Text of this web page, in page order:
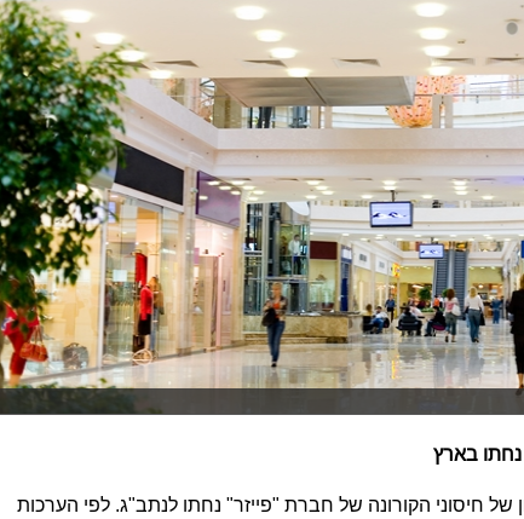
נחתו בארץ
חיסוני הקורונה של חברת "פייזר" נחתו לנתב"ג. לפי הערכות